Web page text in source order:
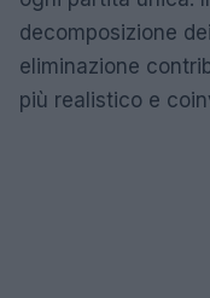
decomposizione
eliminazione
più realistico e